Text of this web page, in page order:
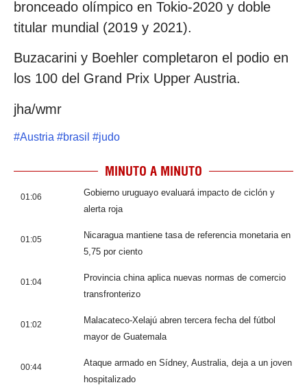
bronceado olímpico en Tokio-2020 y doble
titular mundial (2019 y 2021).
Buzacarini y Boehler completaron el podio en
los 100 del Grand Prix Upper Austria.
jha/wmr
#Austria #brasil #judo
MINUTO A MINUTO
01:06
Gobierno uruguayo evaluará impacto de ciclón y
alerta roja
01:05
Nicaragua mantiene tasa de referencia monetaria en
5,75 por ciento
01:04
Provincia china aplica nuevas normas de comercio
transfronterizo
01:02
Malacateco-Xelajú abren tercera fecha del fútbol
mayor de Guatemala
00:44
Ataque armado en Sídney, Australia, deja a un joven
hospitalizado